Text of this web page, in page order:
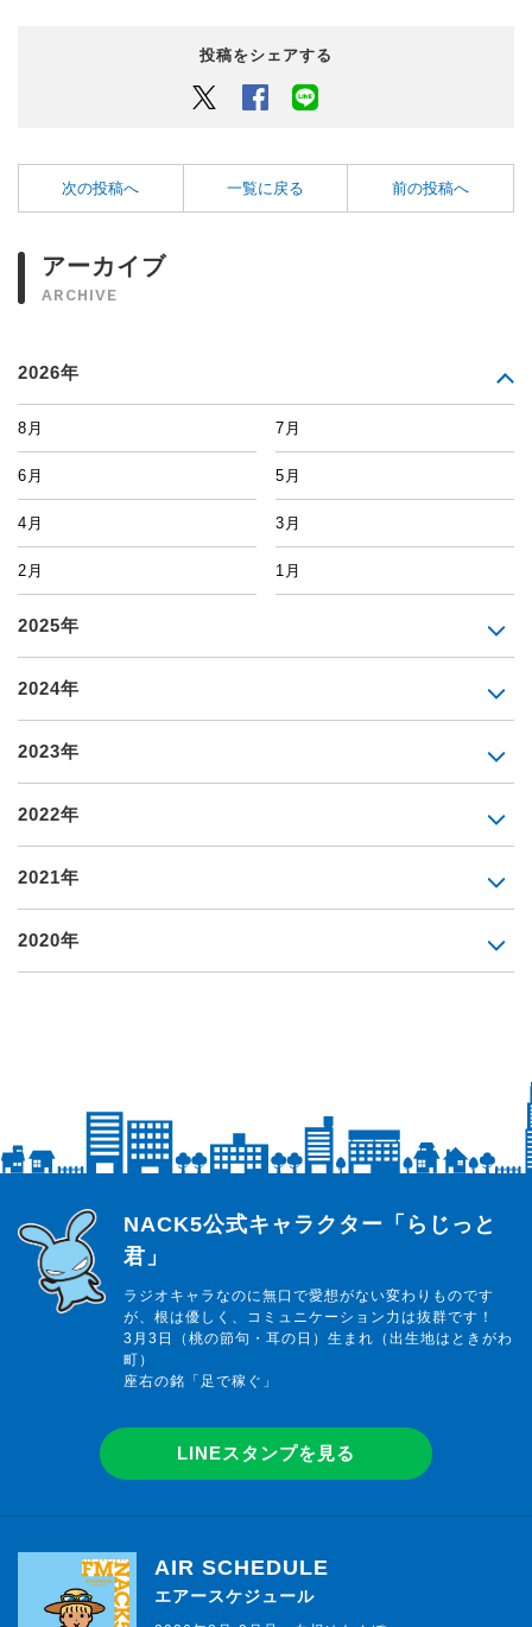
投稿をシェアする
Twitter Facebook
次の投稿へ 一覧に戻る 前の投稿へ
アーカイブ
ARCHIVE
2026年
8月 7月
6月 5月
4月 3月
2月 1月
2025年
2024年
2023年
2022年
2021年
2020年
らじっと君
NACK5公式キャラクター「らじっと
君」
ラジオキャラなのに無口で愛想がない変わりものです
が、根は優しく、コミュニケーション力は抜群です！
3月3日（桃の節句・耳の日）生まれ（出生地はときがわ
町）
座右の銘「足で稼ぐ」
LINEスタンプを見る
AIR SCHEDULE
エアースケジュール